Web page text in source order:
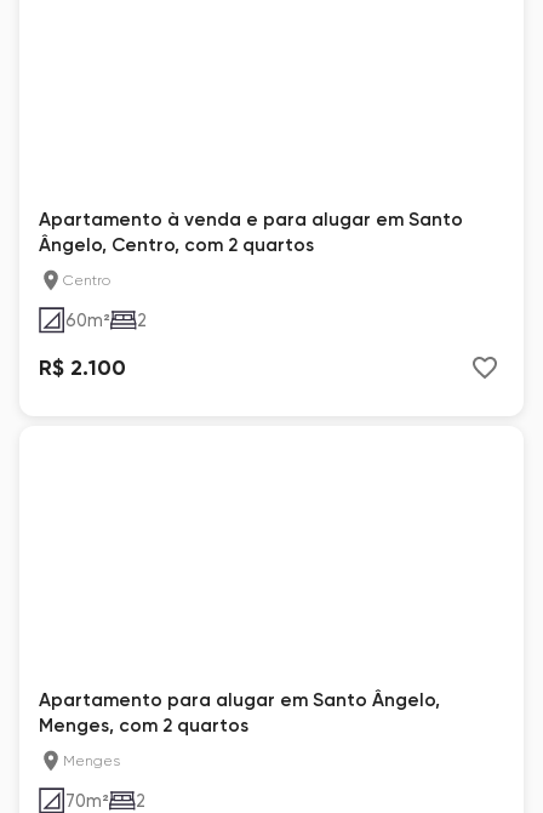
Apartamento à venda e para alugar em Santo
Ângelo, Centro, com 2 quartos
Centro
60m² 2
R$ 2.100
Apartamento para alugar em Santo Ângelo,
Menges, com 2 quartos
Menges
70m² 2